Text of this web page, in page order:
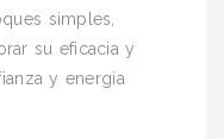
simples,
su eficacia y
y energía